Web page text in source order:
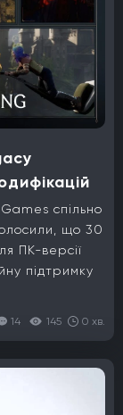
спільно
що 30
ПК-версії
підтримку
14 145 0 хв.